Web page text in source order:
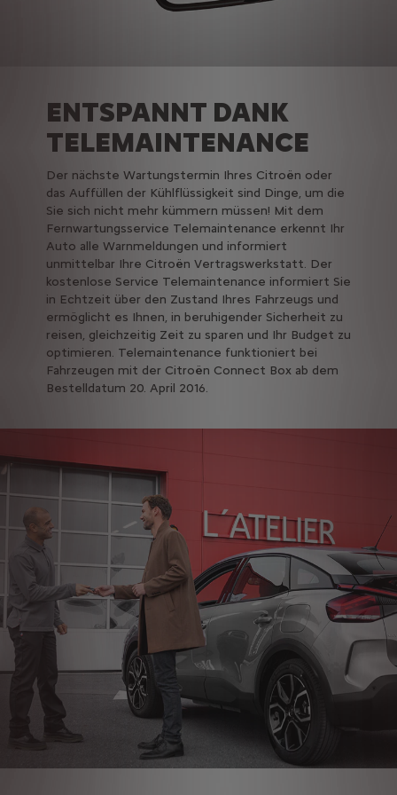
ENTSPANNT DANK
TELEMAINTENANCE
Der nächste Wartungstermin Ihres Citroën oder
das Auffüllen der Kühlflüssigkeit sind Dinge, um die
Sie sich nicht mehr kümmern müssen! Mit dem
Fernwartungsservice Telemaintenance erkennt Ihr
Auto alle Warnmeldungen und informiert
unmittelbar Ihre Citroën Vertragswerkstatt. Der
kostenlose Service Telemaintenance informiert Sie
in Echtzeit über den Zustand Ihres Fahrzeugs und
ermöglicht es Ihnen, in beruhigender Sicherheit zu
reisen, gleichzeitig Zeit zu sparen und Ihr Budget zu
optimieren. Telemaintenance funktioniert bei
Fahrzeugen mit der Citroën Connect Box ab dem
Bestelldatum 20. April 2016.